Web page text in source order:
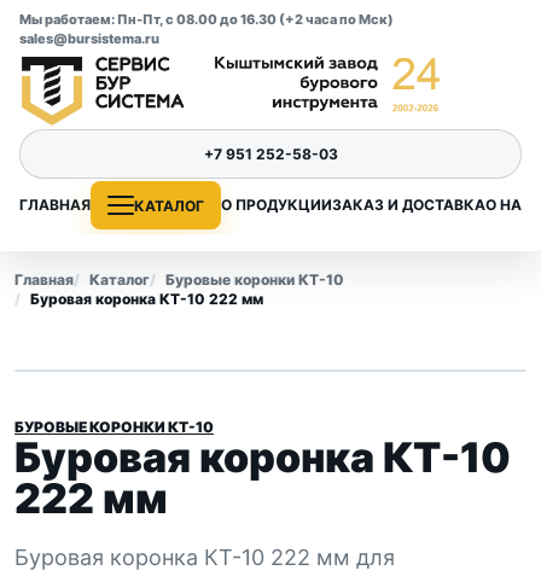
Мы работаем: Пн-Пт, с 08.00 до 16.30 (+2 часа по Мск)
sales@bursistema.ru
ГЛАВНАЯ КАТАЛОГ О ПРОДУКЦИИЗАКАЗ И ДОСТАВКАО НАС
+7 951 252-58-03
Главная Каталог
Буровые коронки КТ-10
Буровая коронка КТ-10 222 мм
БУРОВЫЕ КОРОНКИ КТ-10
Буровая коронка КТ-10
222 мм
Буровая коронка КТ-10 222 мм для